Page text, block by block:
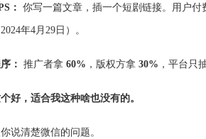
： 你写一篇文章，插一个短剧链接。用户付
年4月29日）。
： 推广者拿 60% ，版权方拿 30% ，平台只
好，适合我这种啥也没有的。
说清楚微信的问题。